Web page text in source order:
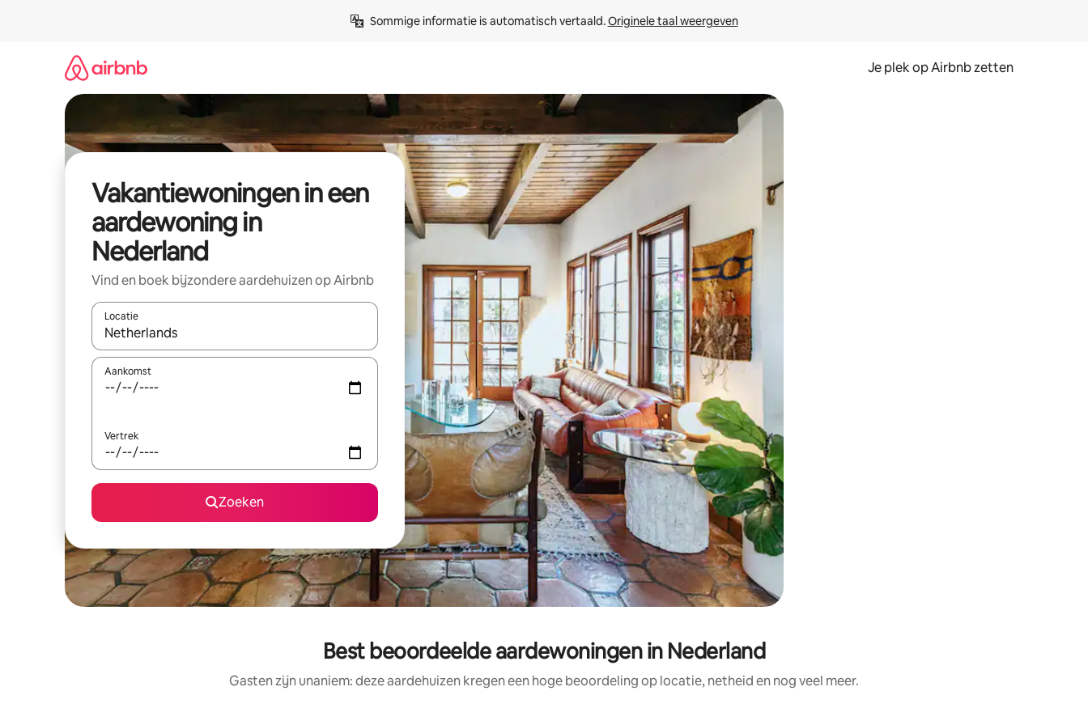
Sommige informatie is automatisch vertaald. Originele taal weergeven
Je plek op Airbnb zetten
Vakantiewoningen in een
aardewoning in
Nederland
Vind en boek bijzondere aardehuizen op Airbnb
Locatie
Wanneer er resultaten beschikbaar zijn, maak je een keuze met je de pijltjestoetsen omhoog en omlaag, óf door te tikken of swipen.
Aankomst
Vertrek
Zoeken
Best beoordeelde aardewoningen in Nederland
Gasten zijn unaniem: deze aardehuizen kregen een hoge beoordeling op locatie, netheid en nog veel meer.